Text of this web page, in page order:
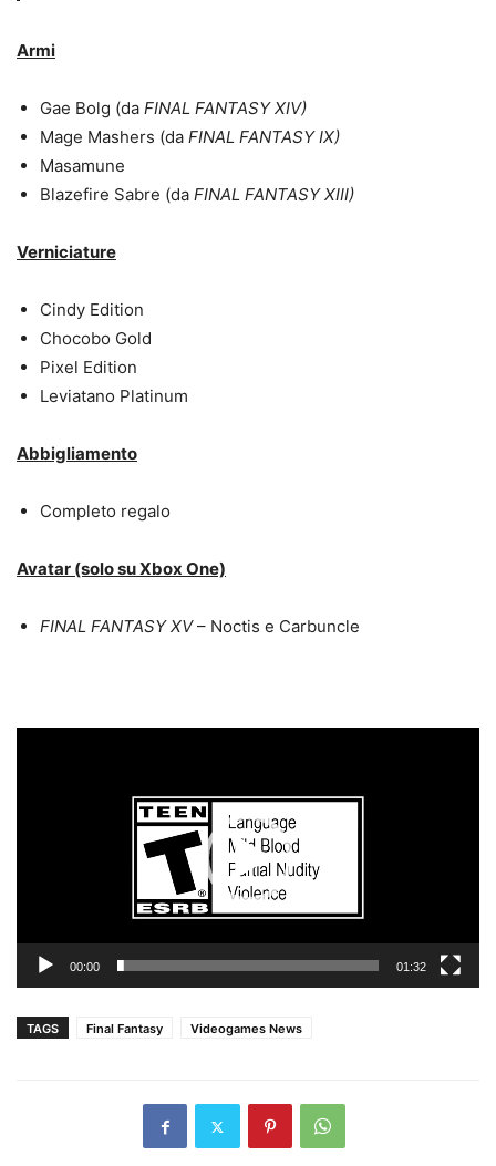
Armi
Gae Bolg (da FINAL FANTASY XIV)
Mage Mashers (da FINAL FANTASY IX)
Masamune
Blazefire Sabre (da FINAL FANTASY XIII)
Verniciature
Cindy Edition
Chocobo Gold
Pixel Edition
Leviatano Platinum
Abbigliamento
Completo regalo
Avatar (solo su Xbox One)
FINAL FANTASY XV– Noctis e Carbuncle
00:00 01:32
TAGS Final Fantasy Videogames News